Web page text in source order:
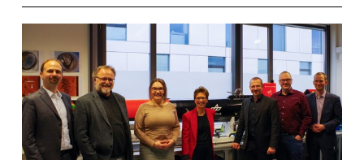
Astronautinnen-Phantome nun erstmals den
Medien am Institut für Luft- und
Raumfahrtmedizin.